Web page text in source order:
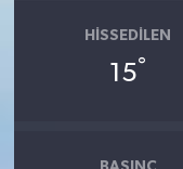
HISSEDILEN
15°